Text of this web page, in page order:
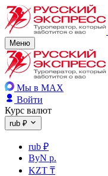
Меню
Мы в MAX
Войти
Курс валют
rub ₽
rub ₽
ByN р.
KZT ₸